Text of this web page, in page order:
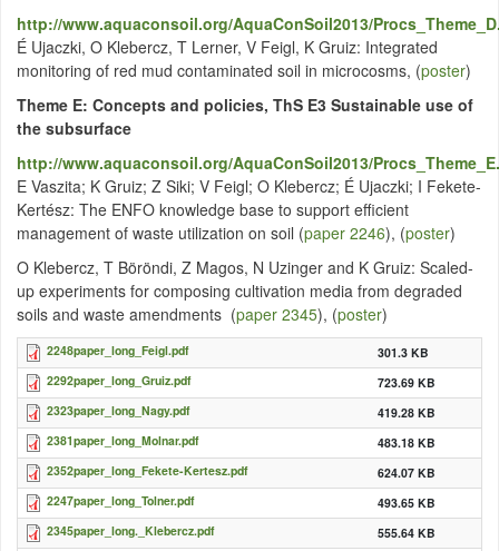
http://www.aquaconsoil.org/AquaConSoil2013/
É Ujaczki, O Klebercz, T Lerner, V Feigl, K Gruiz: Integrated
monitoring of red mud contaminated soil in microcosms, (poster)
Theme E: Concepts and policies, ThS E3 Sustainable use of
the subsurface
http://www.aquaconsoil.org/AquaConSoil2013/
E Vaszita; K Gruiz; Z Siki; V Feigl; O Klebercz; É Ujaczki; I Fekete-
Kertész: The ENFO knowledge base to support efficient
management of waste utilization on soil (paper 2246), (poster)
O Klebercz, T Böröndi, Z Magos, N Uzinger and K Gruiz: Scaled-
up experiments for composing cultivation media from degraded
soils and waste amendments (paper 2345), (poster)
2248paper_long_Feigl.pdf
301.3 KB
2292paper_long_Gruiz.pdf
723.69 KB
2323paper_long_Nagy.pdf
419.28 KB
2381paper_long_Molnar.pdf
483.18 KB
2352paper_long_Fekete-Kertesz.pdf
624.07 KB
2247paper_long_Tolner.pdf
493.65 KB
2345paper_long._Klebercz.pdf
555.64 KB